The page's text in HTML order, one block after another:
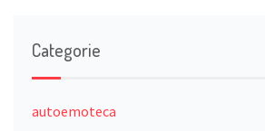
Categorie
autoemoteca